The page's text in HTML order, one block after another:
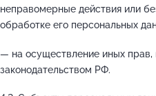
неправомерные действия или
обработке его персональных
— на осуществление иных прав,
законодательством РФ.